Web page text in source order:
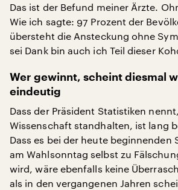
Das ist der Befund meiner Ärzte.
Wie ich sagte: 97 Prozent der
übersteht die Ansteckung ohne
sei Dank bin auch ich Teil dieser
Wer gewinnt, scheint diesmal
eindeutig
Dass der Präsident Statistiken
Wissenschaft standhalten, ist lang
Dass es bei der heute beginnenden
am Wahlsonntag selbst zu
wird, wäre ebenfalls keine
als in den vergangenen Jahren